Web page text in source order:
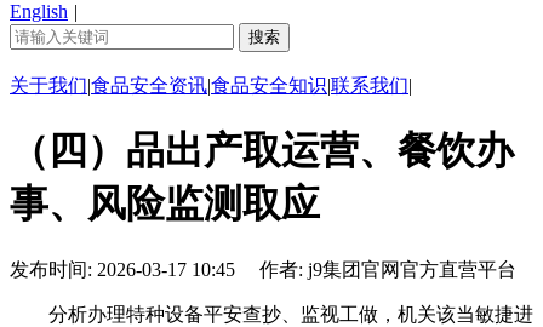
English |
关于我们|食品安全资讯|食品安全知识|联系我们|
（四）品出产取运营、餐饮办
事、风险监测取应
发布时间: 2026-03-17 10:45 作者: j9集团官网官方直营平台
分析办理特种设备平安查抄、监视工做，机关该当敏捷进